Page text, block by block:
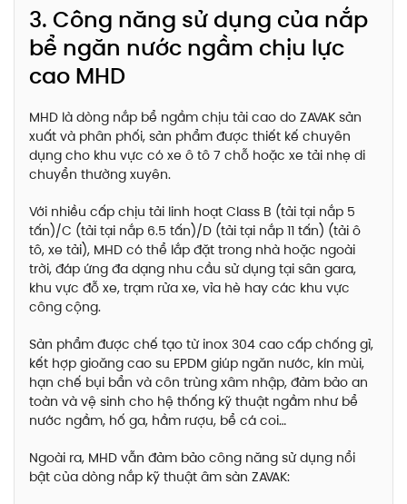
3. Công năng sử dụng của nắp
bể ngăn nước ngầm chịu lực
cao MHD
MHD là dòng nắp bể ngầm chịu tải cao do ZAVAK sản
xuất và phân phối, sản phẩm được thiết kế chuyên
dụng cho khu vực có xe ô tô 7 chỗ hoặc xe tải nhẹ di
chuyển thường xuyên.
Với nhiều cấp chịu tải linh hoạt Class B (tải tại nắp 5
tấn)/C (tải tại nắp 6.5 tấn)/D (tải tại nắp 11 tấn) (tải ô
tô, xe tải), MHD có thể lắp đặt trong nhà hoặc ngoài
trời, đáp ứng đa dạng nhu cầu sử dụng tại sân gara,
khu vực đỗ xe, trạm rửa xe, vỉa hè hay các khu vực
công cộng.
Sản phẩm được chế tạo từ inox 304 cao cấp chống gỉ,
kết hợp gioăng cao su EPDM giúp ngăn nước, kín mùi,
hạn chế bụi bẩn và côn trùng xâm nhập, đảm bảo an
toàn và vệ sinh cho hệ thống kỹ thuật ngầm như bể
nước ngầm, hố ga, hầm rượu, bể cá coi…
Ngoài ra, MHD vẫn đảm bảo công năng sử dụng nổi
bật của dòng nắp kỹ thuật âm sàn ZAVAK: